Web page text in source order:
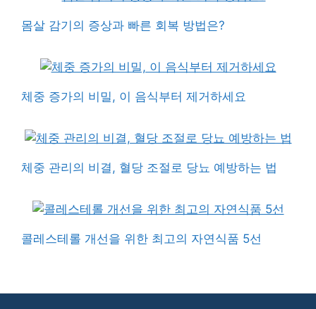
몸살 감기의 증상과 빠른 회복 방법은?
체중 증가의 비밀, 이 음식부터 제거하세요
체중 관리의 비결, 혈당 조절로 당뇨 예방하는 법
콜레스테롤 개선을 위한 최고의 자연식품 5선